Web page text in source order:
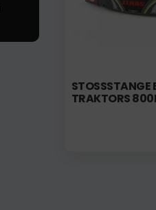
STOSSSTANGE
RAKTORS